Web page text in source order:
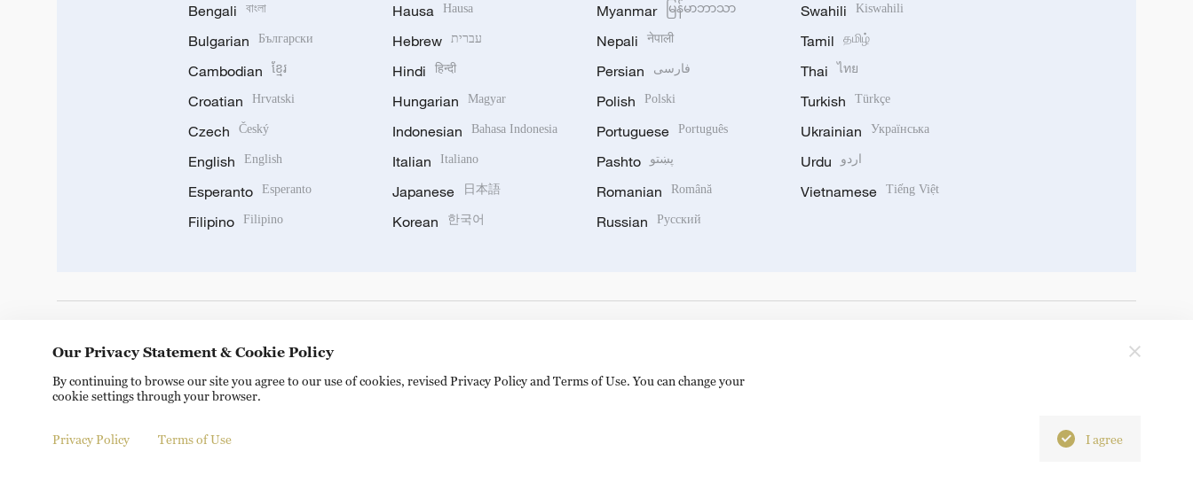
Bengali বাংলা
Bulgarian Български
Cambodian ខ្មែរ
Croatian Hrvatski
Czech Český
English English
Esperanto Esperanto
Filipino Filipino
Hausa Hausa
Hebrew עברית
Hindi हिन्दी
Hungarian Magyar
Indonesian Bahasa Indonesia
Italian Italiano
Japanese 日本語
Korean 한국어
Myanmar မြန်မာဘာသာ
Nepali नेपाली
Persian فارسی
Polish Polski
Portuguese Português
Pashto پښتو
Romanian Română
Russian Русский
Swahili Kiswahili
Tamil தமிழ்
Thai ไทย
Turkish Türkçe
Ukrainian Українська
Urdu اردو
Vietnamese Tiếng Việt
Copyright © 2024 CGTN. 京ICP备20000184号
Our Privacy Statement & Cookie Policy
By continuing to browse our site you agree to our use of cookies, revised Privacy Policy and Terms of Use. You can change your
cookie settings through your browser.
Privacy Policy Terms of Use I agree